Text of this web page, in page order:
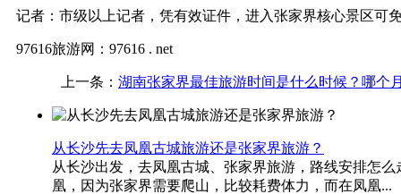
记者：市级以上记者，凭有效证件，进入张家界核心景区可
97616旅游网：97616 . net
上一条： 湖南张家界最佳旅游时间是什么时候？哪个
从长沙先去凤凰古城旅游还是张家界旅游？
从长沙出发，去凤凰古城、张家界旅游，路线安排
凰，因为张家界需要爬山，比较耗费体力，而在凤凰...